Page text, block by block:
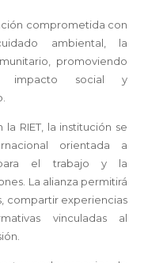
comprometida con
ambiental, la
promoviendo
impacto social y
RIET, la institución se
orientada a
el trabajo y la
La alianza permitirá
compartir experiencias
vinculadas al